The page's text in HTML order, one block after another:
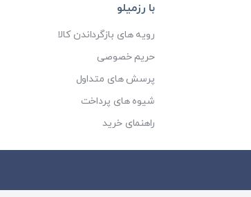
با رزمیلو
رویه های بازگرداندن کالا
حریم خصوصی
پرسش های متداول
شیوه های پرداخت
راهنمای خرید